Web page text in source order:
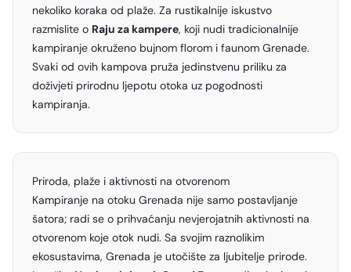
nekoliko koraka od plaže. Za rustikalnije iskustvo
razmislite o Raju za kampere, koji nudi tradicionalnije
kampiranje okruženo bujnom florom i faunom Grenade.
Svaki od ovih kampova pruža jedinstvenu priliku za
doživjeti prirodnu ljepotu otoka uz pogodnosti
kampiranja.
Priroda, plaže i aktivnosti na otvorenom
Kampiranje na otoku Grenada nije samo postavljanje
šatora; radi se o prihvaćanju nevjerojatnih aktivnosti na
otvorenom koje otok nudi. Sa svojim raznolikim
ekosustavima, Grenada je utočište za ljubitelje prirode.